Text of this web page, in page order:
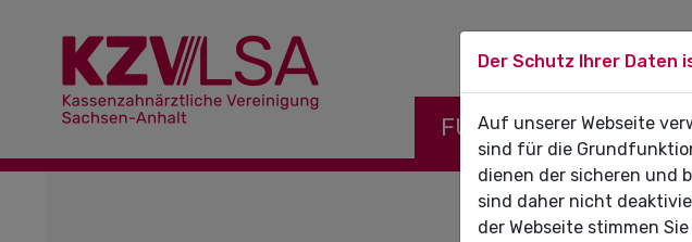
FÜR DIE PRAXIS
Der Schutz Ihrer Daten
Auf unserer Webseite
sind für die
dienen der sicheren und
sind daher nicht
der Webseite stimmen